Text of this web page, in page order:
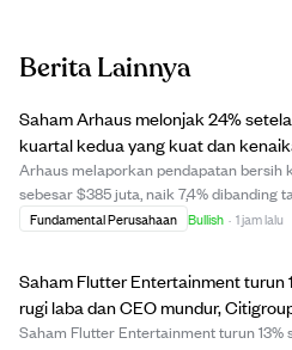
Berita Lainnya
Saham Arhaus melonjak 24%
kuartal kedua yang kuat dan
rekomendasi analis.
Arhaus melaporkan pendapatan bersih
sebesar $385 juta, naik 7,4% dibanding
sebelumnya, didorong oleh permintaan
Fundamental Perusahaan Bullish · 1 jam lalu
Saham Flutter Entertainment turun
rugi laba dan CEO mundur,
rekomendasi jadi Netral.
Saham Flutter Entertainment turun 13%